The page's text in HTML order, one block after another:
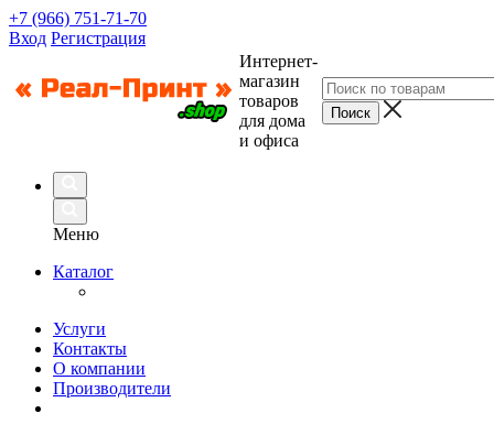
+7 (966) 751-71-70
Вход Регистрация
Интернет-
магазин
товаров
для дома
и офиса
Меню
Каталог
Услуги
Контакты
О компании
Производители